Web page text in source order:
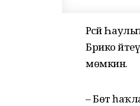
Рәсәй
Брико
мөмкин.
– Бөтә